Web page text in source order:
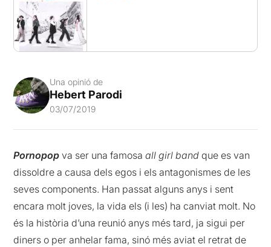
Una opinió de
Hebert Parodi
03/07/2019
Pornopop va ser una famosa all girl band que es van
dissoldre a causa dels egos i els antagonismes de les
seves components. Han passat alguns anys i sent
encara molt joves, la vida els (i les) ha canviat molt. No
és la història d’una reunió anys més tard, ja sigui per
diners o per anhelar fama, sinó més aviat el retrat de